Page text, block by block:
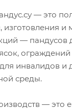
— это
изготовления и
— пандусов
инвалидов и
среды.
— это